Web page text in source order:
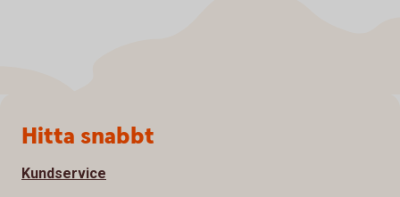
Sidfot
Hitta snabbt
Kundservice